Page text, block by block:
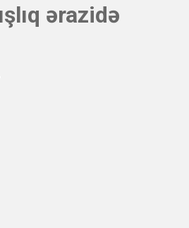
ərazidə